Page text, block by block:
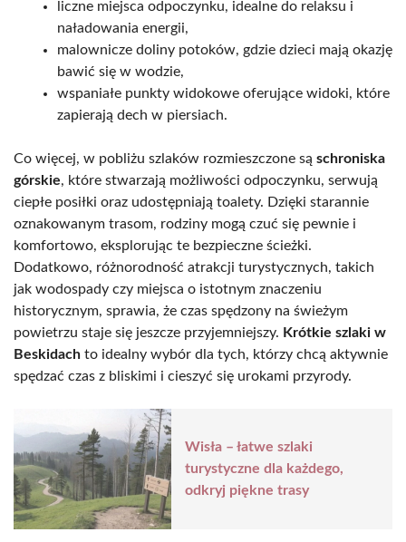
liczne miejsca odpoczynku, idealne do relaksu i
naładowania energii,
malownicze doliny potoków, gdzie dzieci mają okazję
bawić się w wodzie,
wspaniałe punkty widokowe oferujące widoki, które
zapierają dech w piersiach.
Co więcej, w pobliżu szlaków rozmieszczone są schroniska
górskie, które stwarzają możliwości odpoczynku, serwują
ciepłe posiłki oraz udostępniają toalety. Dzięki starannie
oznakowanym trasom, rodziny mogą czuć się pewnie i
komfortowo, eksplorując te bezpieczne ścieżki.
Dodatkowo, różnorodność atrakcji turystycznych, takich
jak wodospady czy miejsca o istotnym znaczeniu
historycznym, sprawia, że czas spędzony na świeżym
powietrzu staje się jeszcze przyjemniejszy. Krótkie szlaki w
Beskidach to idealny wybór dla tych, którzy chcą aktywnie
spędzać czas z bliskimi i cieszyć się urokami przyrody.
Wisła – łatwe szlaki
turystyczne dla każdego,
odkryj piękne trasy